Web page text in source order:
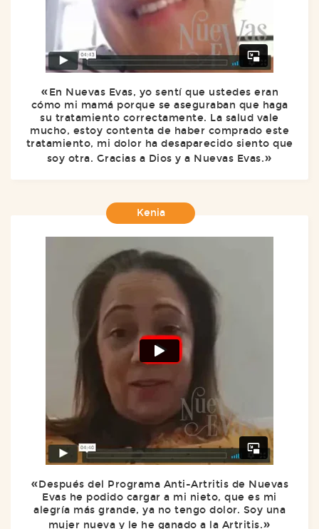
En Nuevas Evas, yo sentí que ustedes eran
cómo mi mamá porque se aseguraban que haga
su tratamiento correctamente. La salud vale
mucho, estoy contenta de haber comprado este
tratamiento, mi dolor ha desaparecido siento que
soy otra. Gracias a Dios y a Nuevas Evas.
Kenia
Después del Programa Anti-Artritis de Nuevas
Evas he podido cargar a mi nieto, que es mi
alegría más grande, ya no tengo dolor. Soy una
mujer nueva y le he ganado a la Artritis.